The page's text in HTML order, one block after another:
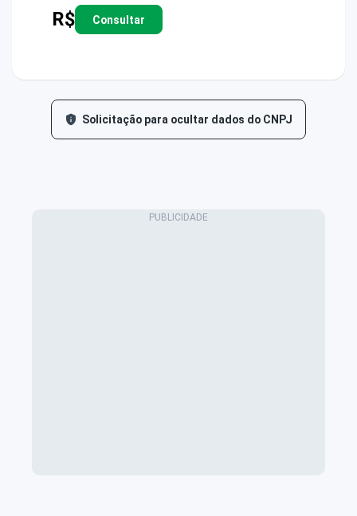
R$ Consultar
Solicitação para ocultar dados do CNPJ